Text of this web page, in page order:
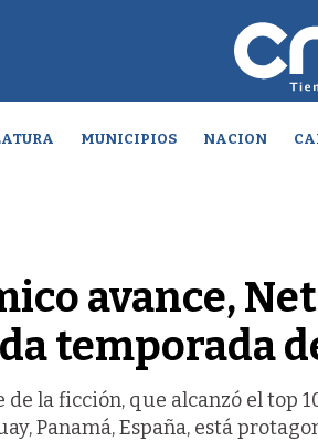
MUNICIPIOS NACION
avance,
temporada
de la ficción, que alcanzó el top
Panamá, España, está